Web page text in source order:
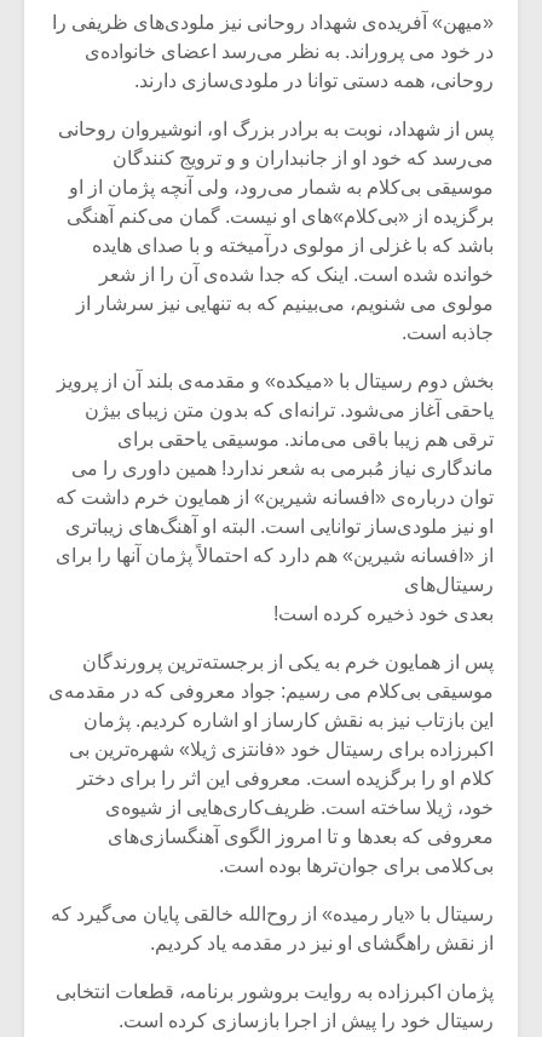
«میهن» آفریده‌ی شهداد روحانى نیز ملودى‌هاى ظریفى را
در خود مى پروراند. به نظر مى‌رسد اعضاى خانواده‌ی
روحانى، همه دستى توانا در ملودى‌سازى دارند.
پس از شهداد، نوبت به برادر بزرگ او، انوشیروان روحانی
مى‌رسد که خود او از جانبداران و و ترویج کنندگان
موسیقى بى‌کلام به شمار مى‌رود، ولى آنچه پژمان از او
برگزیده از «بی‌کلام»های او نیست. گمان مى‌کنم آهنگى
باشد که با غزلى از مولوى درآمیخته و با صداى هایده
خوانده شده است. اینک که جدا شده‌ی آن را از شعر
مولوى مى شنویم، مى‌بینیم که به تنهایى نیز سرشار از
جاذبه است.
بخش دوم رسیتال با «میکده» و مقدمه‌ی بلند آن از پرویز
یاحقى آغاز مى‌شود. ترانه‌اى که بدون متن زیباى بیژن
ترقى هم زیبا باقی می‌ماند. موسیقى یاحقی براى
ماندگارى نیاز مُبرمى به شعر ندارد! همین داورى را مى
توان درباره‌ی «افسانه شیرین» از همایون خرم داشت که
او نیز ملودى‌ساز توانایى است. البته او آهنگ‌هاى زیباتری
از «افسانه شیرین» هم دارد که احتمالاً پژمان آنها را براى
رسیتال‌هاى
بعدى خود ذخیره کرده است!
پس از همایون خرم به یکى از برجسته‌ترین پرورندگان
موسیقى بى‌کلام مى رسیم: جواد معروفى که در مقدمه‌‌ی
این بازتاب نیز به نقش کارساز او اشاره کردیم. پژمان
اکبرزاده براى رسیتال خود «فانتزی ژیلا» شهره‌ترین بى
کلام او را برگزیده است. معروفى این اثر را برای دختر
خود، ژیلا ساخته است. ظریف‌کارى‌هایى از شیوه‌ی
معروفی که بعدها و تا امروز الگوی آهنگسازی‌های
بی‌کلامی برای جوان‌ترها بوده است.
رسیتال با «یار رمیده» از روح‌الله خالقی پایان می‌گیرد که
از نقش راهگشای او نیز در مقدمه یاد کردیم.
پژمان اکبرزاده به روایت بروشور برنامه، قطعات انتخابی
رسیتال خود را پیش از اجرا بازسازی کرده است.